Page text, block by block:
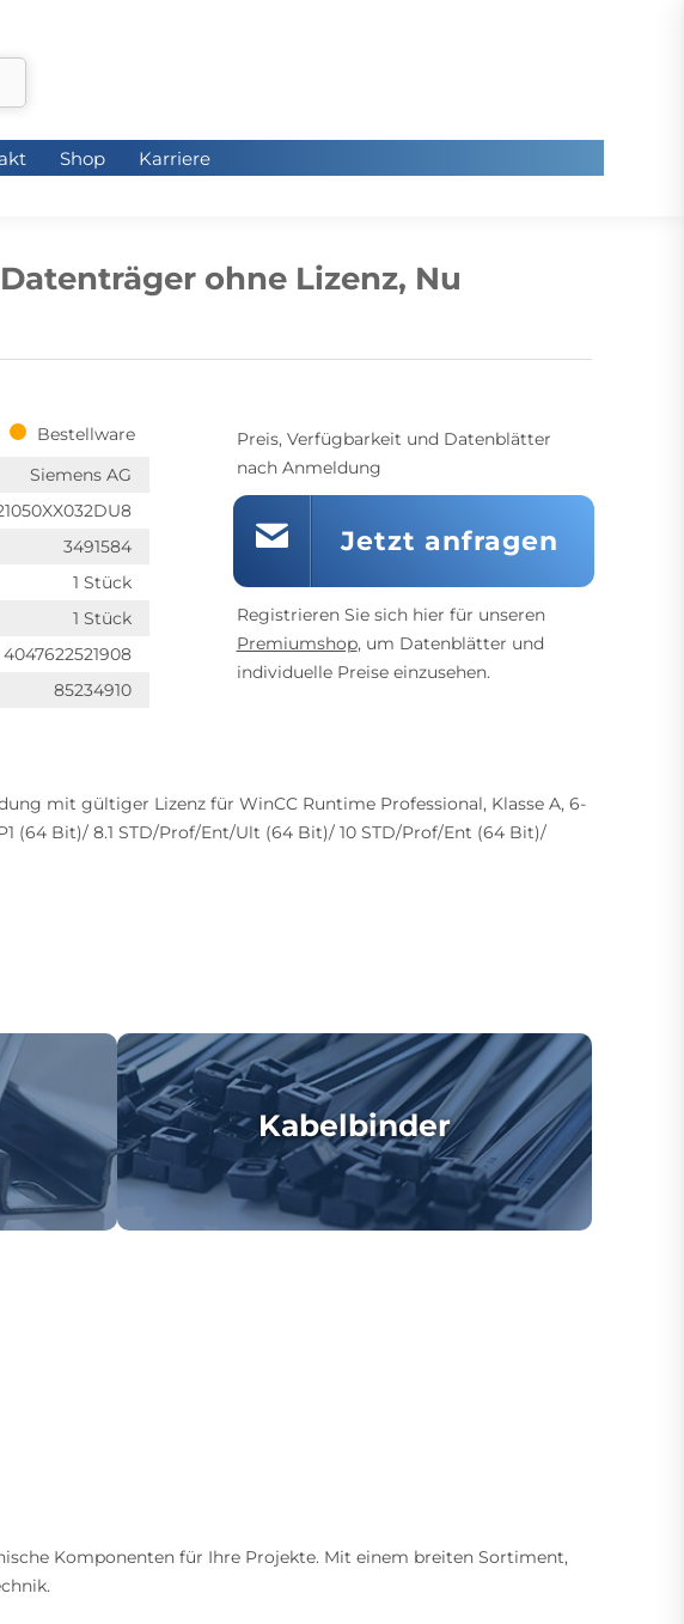
Shop Karriere
ohne Lizenz, Nu
Bestellware
Siemens AG
3491584
1 Stück
1 Stück
4047622521908
85234910
Preis, Verfügbarkeit und Datenblätter
nach Anmeldung
Jetzt anfragen
Registrieren Sie sich hier für unseren
Premiumshop, um Datenblätter und
individuelle Preise einzusehen.
mit gültiger Lizenz für WinCC Runtime Professional, Klasse A, 6-
(64 Bit)/ 8.1 STD/Prof/Ent/Ult (64 Bit)/ 10 STD/Prof/Ent (64 Bit)/
Kabelbinder
Komponenten für Ihre Projekte. Mit einem breiten Sortiment,